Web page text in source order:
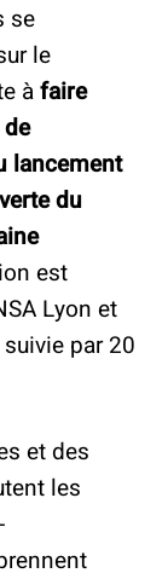
se
le
àfaire
lancement
du
est
Lyon et
suivie par 20
et des
les